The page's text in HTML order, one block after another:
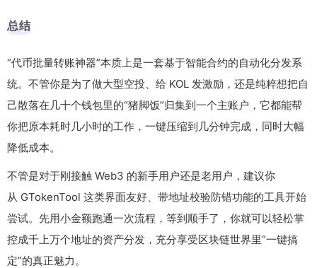
总结
“代币批量转账神器”本质上是一套基于智能合约的自动化分发系
统。不管你是为了做大型空投、给 KOL 发激励，还是纯粹想把自
己散落在几十个钱包里的“猪脚饭”归集到一个主账户，它都能帮
你把原本耗时几小时的工作，一键压缩到几分钟完成，同时大幅
降低成本。
不管是对于刚接触 Web3 的新手用户还是老用户，建议你
从 GTokenTool 这类界面友好、带地址校验防错功能的工具开始
尝试。先用小金额跑通一次流程，等到顺手了，你就可以轻松掌
控成千上万个地址的资产分发，充分享受区块链世界里“一键搞
定”的真正魅力。